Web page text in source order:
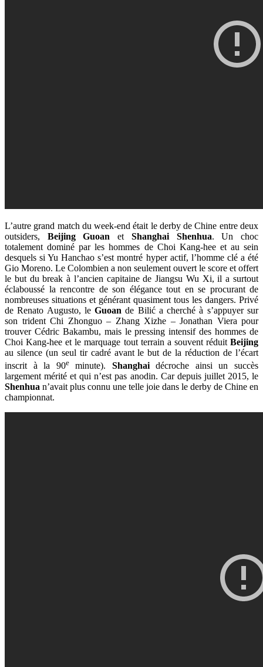
L’autre grand match du week-end était le derby de Chine entre deux
outsiders, Beijing Guoan et Shanghai Shenhua. Un choc
totalement dominé par les hommes de Choi Kang-hee et au sein
desquels si Yu Hanchao s’est montré hyper actif, l’homme clé a été
Gio Moreno. Le Colombien a non seulement ouvert le score et offert
le but du break à l’ancien capitaine de Jiangsu Wu Xi, il a surtout
éclaboussé la rencontre de son élégance tout en se procurant de
nombreuses situations et générant quasiment tous les dangers. Privé
de Renato Augusto, leGuoan de Bilić a cherché à s’appuyer sur
son trident Chi Zhonguo – Zhang Xizhe – Jonathan Viera pour
trouver Cédric Bakambu, mais le pressing intensif des hommes de
Choi Kang-hee et le marquage tout terrain a souvent réduit Beijing
au silence (un seul tir cadré avant le but de la réduction de l’écart
inscrit à la 90eminute). Shanghaidécroche ainsi un succès
largement mérité et qui n’est pas anodin. Car depuis juillet 2015, le
Shenhua n’avait plus connu une telle joie dans le derby de Chine en
championnat.